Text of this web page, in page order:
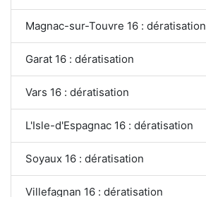
Magnac-sur-Touvre 16 : dératisation
Garat 16 : dératisation
Vars 16 : dératisation
L'Isle-d'Espagnac 16 : dératisation
Soyaux 16 : dératisation
Villefagnan 16 : dératisation